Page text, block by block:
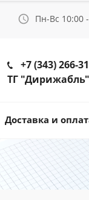
Пн-Вс 10:00
+7 (343) 266-
ТГ "Дирижабль"
Доставка и